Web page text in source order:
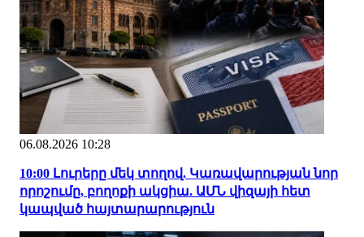
06.08.2026 10:28
10:00 Լուրերը մեկ տողով. Կառավարության նոր
որոշումը, բողոքի ակցիա. ԱՄՆ վիզայի հետ
կապված հայտարարություն